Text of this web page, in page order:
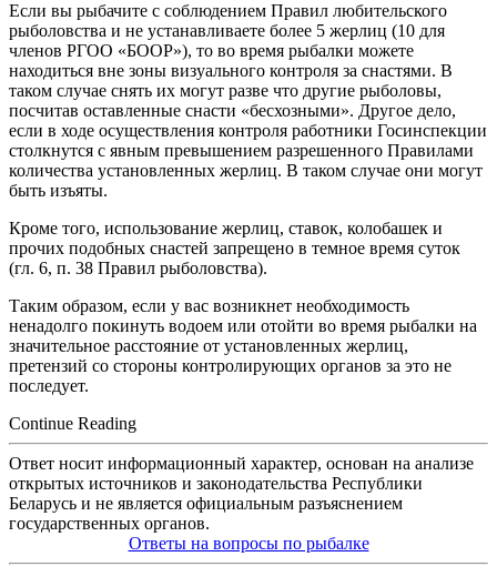
Если вы рыбачите с соблюдением Правил любительского
рыболовства и не устанавливаете более 5 жерлиц (10 для
членов РГОО «БООР»), то во время рыбалки можете
находиться вне зоны визуального контроля за снастями. В
таком случае снять их могут разве что другие рыболовы,
посчитав оставленные снасти «бесхозными». Другое дело,
если в ходе осуществления контроля работники Госинспекции
столкнутся с явным превышением разрешенного Правилами
количества установленных жерлиц. В таком случае они могут
быть изъяты.
Кроме того, использование жерлиц, ставок, колобашек и
прочих подобных снастей запрещено в темное время суток
(гл. 6, п. 38 Правил рыболовства).
Таким образом, если у вас возникнет необходимость
ненадолго покинуть водоем или отойти во время рыбалки на
значительное расстояние от установленных жерлиц,
претензий со стороны контролирующих органов за это не
последует.
Continue Reading
Ответ носит информационный характер, основан на анализе
открытых источников и законодательства Республики
Беларусь и не является официальным разъяснением
государственных органов.
Ответы на вопросы по рыбалке